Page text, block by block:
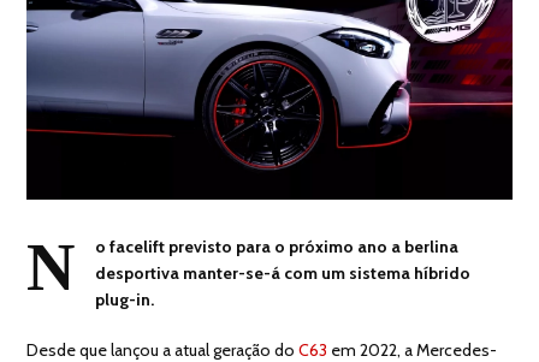
N
o facelift previsto para o próximo ano a berlina
desportiva manter-se-á com um sistema híbrido
plug-in.
Desde que lançou a atual geração doC63 em 2022, a Mercedes-